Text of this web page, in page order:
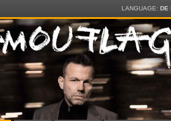
LANGUAGE: DE